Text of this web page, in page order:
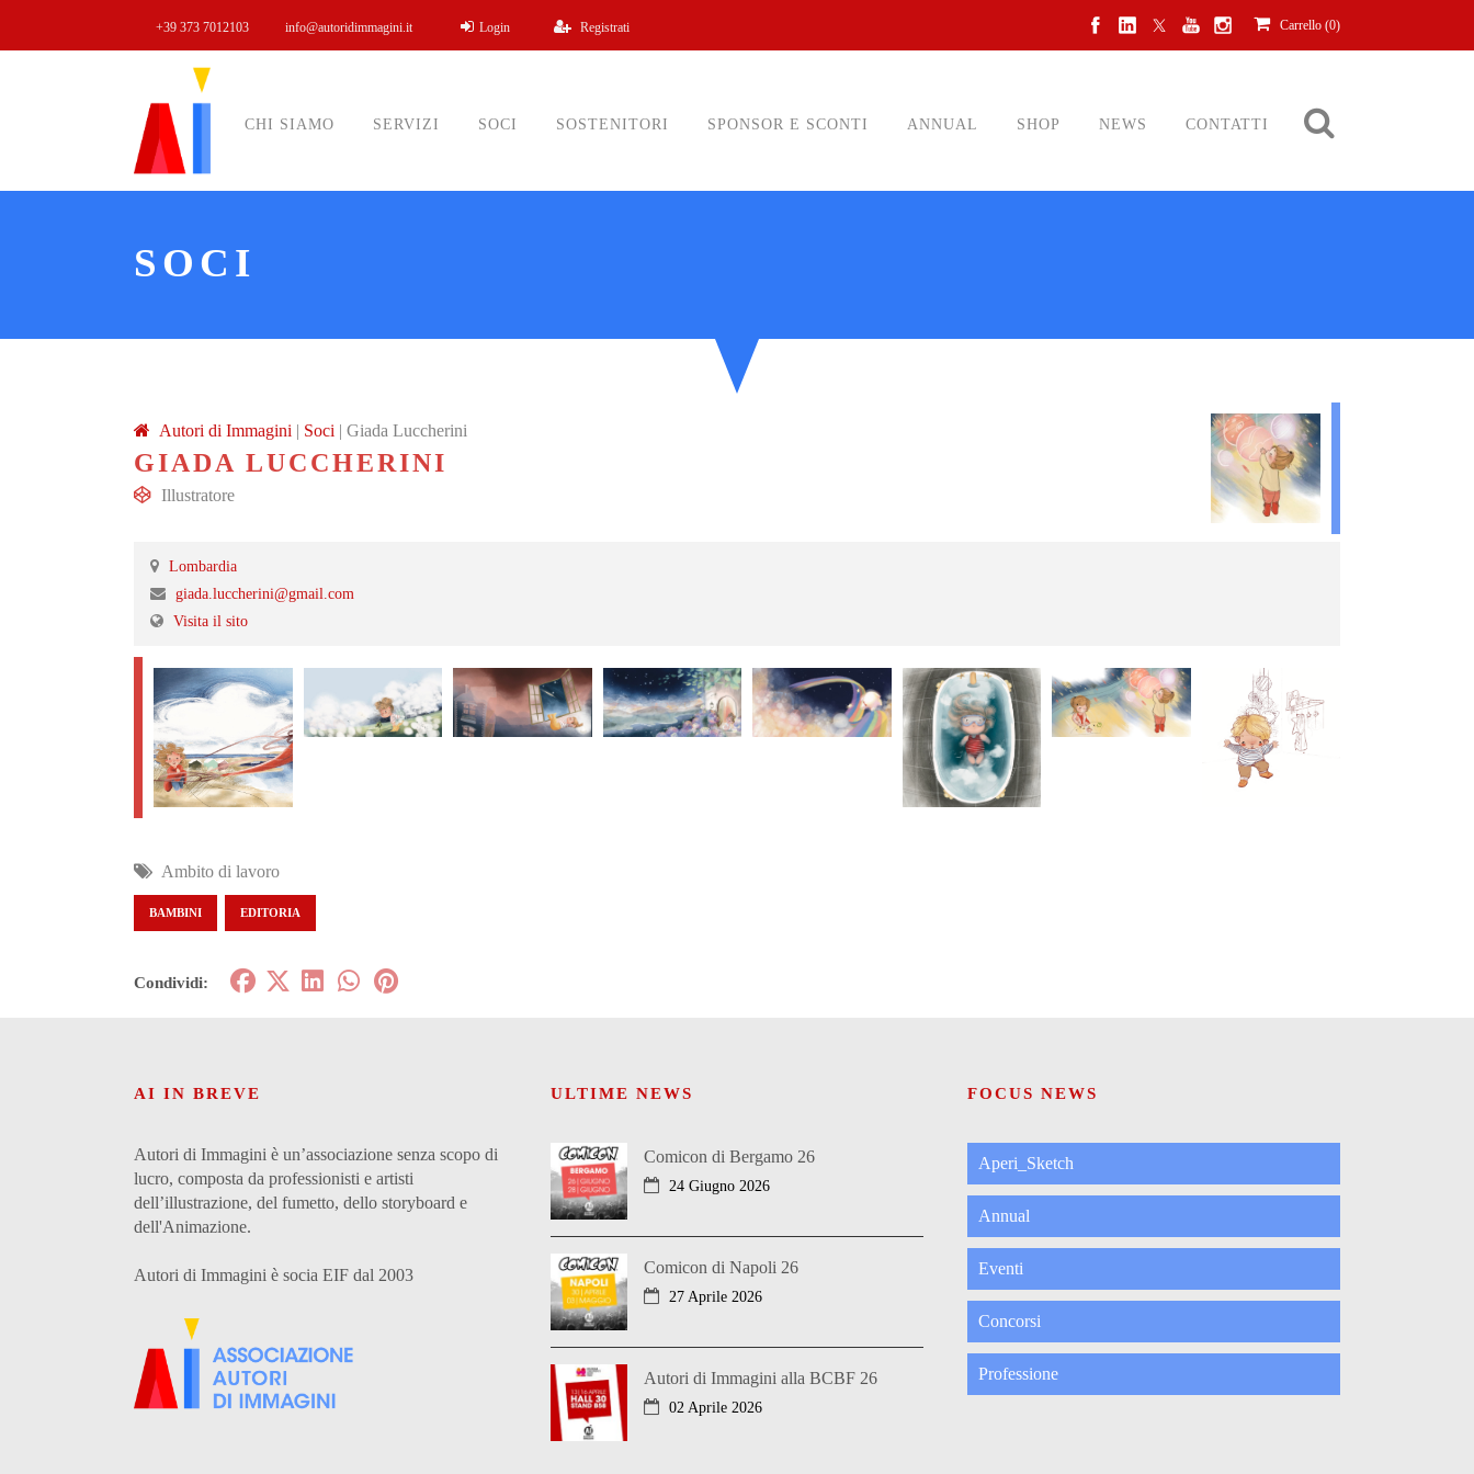
+39 373 7012103 info@autoridimmagini.it Login Registrati Carrello (0)
CHI SIAMO SERVIZI SOCI SOSTENITORI SPONSOR E SCONTI ANNUAL SHOP NEWS CONTATTI
SOCI
Autori di Immagini | Soci | Giada Luccherini
GIADA LUCCHERINI
Illustratore
Lombardia
giada.luccherini@gmail.com
Visita il sito
Ambito di lavoro
BAMBINI EDITORIA
Condividi:
AI IN BREVE
Autori di Immagini è un’associazione senza scopo di
lucro, composta da professionisti e artisti
dell’illustrazione, del fumetto, dello storyboard e
dell'Animazione.
Autori di Immagini è socia EIF dal 2003
ULTIME NEWS
Comicon di Bergamo 26
24 Giugno 2026
Comicon di Napoli 26
27 Aprile 2026
Autori di Immagini alla BCBF 26
02 Aprile 2026
FOCUS NEWS
Aperi_Sketch
Annual
Eventi
Concorsi
Professione